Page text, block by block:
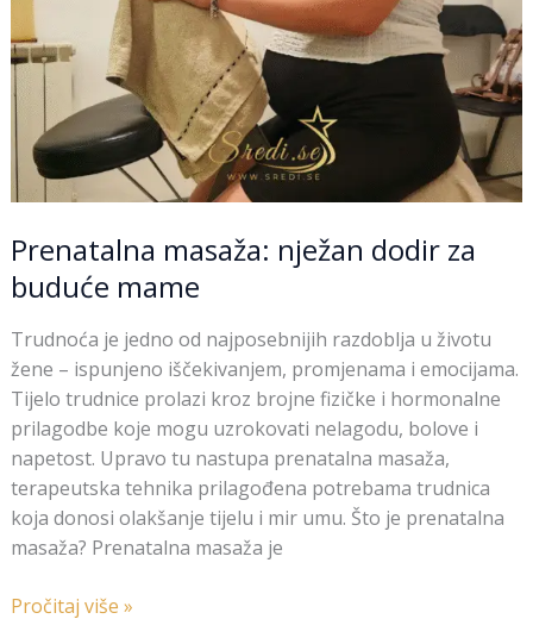
Prenatalna masaža: nježan dodir za
buduće mame
Trudnoća je jedno od najposebnijih razdoblja u životu
žene – ispunjeno iščekivanjem, promjenama i emocijama.
Tijelo trudnice prolazi kroz brojne fizičke i hormonalne
prilagodbe koje mogu uzrokovati nelagodu, bolove i
napetost. Upravo tu nastupa prenatalna masaža,
terapeutska tehnika prilagođena potrebama trudnica
koja donosi olakšanje tijelu i mir umu. Što je prenatalna
masaža? Prenatalna masaža je
Pročitaj više »